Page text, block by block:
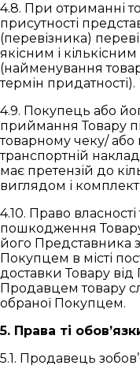
4.8. При отриманні
присутності
(перевізника)
якісним і
(найменування
термін придатності).
4.9. Покупець або
приймання Товару
товарному чеку/ або
транспортній
має претензій до
виглядом і
4.10. Право
пошкодження
його Представника
Покупцем в місті
доставки Товару
Продавцем товару
обраної Покупцем.
5. Права ті
5.1. Продавець